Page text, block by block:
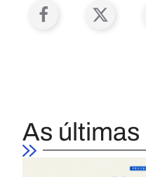
As últimas